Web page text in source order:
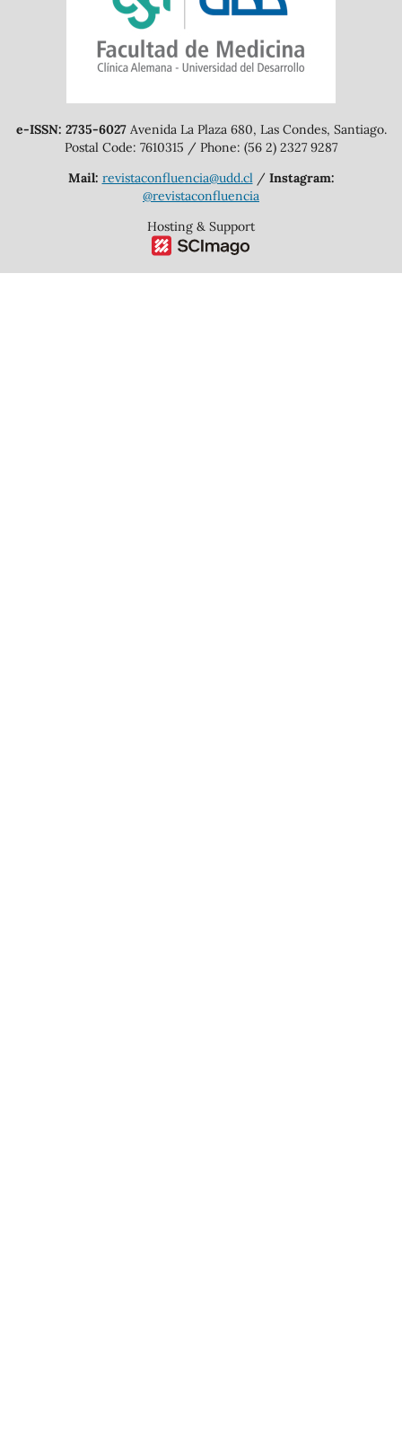
e-ISSN: 2735-6027Avenida La Plaza 680, Las Condes, Santiago.
Postal Code: 7610315 / Phone: (56 2) 2327 9287
Mail: revistaconfluencia@udd.cl/ Instagram:
@revistaconfluencia
Hosting & Support